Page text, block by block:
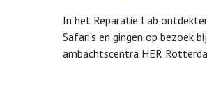
In het Reparatie Lab
Safari's en gingen op bezoek
ambachtscentra HER